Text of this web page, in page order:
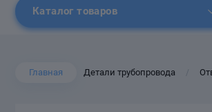
Каталог товаров
Главная Детали трубопровода